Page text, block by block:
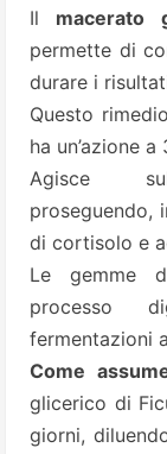
Il macerato
permette di
durare i
Questo
ha un’azione
Agisce
proseguendo,
di cortisolo e
Le gemme
processo
fermentazioni
Come
glicerico di
giorni,